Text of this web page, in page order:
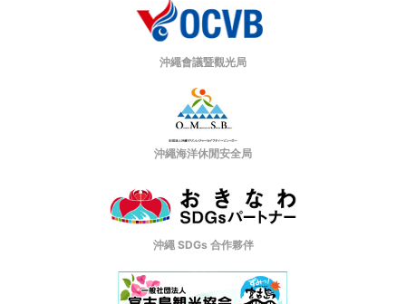
沖繩會議暨觀光局
沖繩海洋休閒安全局
沖繩 SDGs 合作夥伴